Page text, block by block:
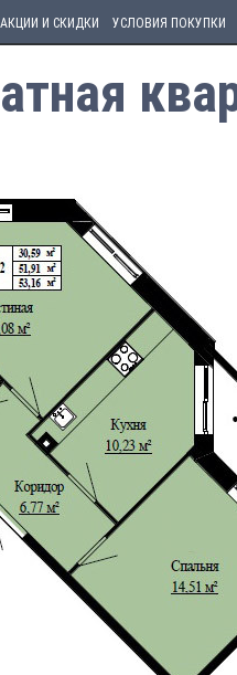
АКЦИИ И СКИДКИ УСЛОВИЯ ПОКУПКИ